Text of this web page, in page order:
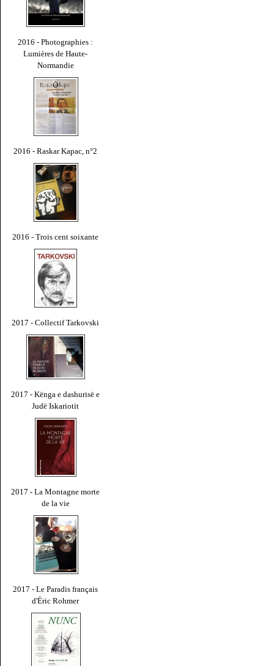
2016 - Photographies :
Lumières de Haute-
Normandie
2016 - Raskar Kapac, n°2
2016 - Trois cent soixante
2017 - Collectif Tarkovski
2017 - Kënga e dashurisë e
Judë Iskariotit
2017 - La Montagne morte
de la vie
2017 - Le Paradis français
d'Éric Rohmer